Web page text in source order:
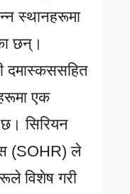
स्थानहरूमा
छन्।
दमास्कससहित
एक
सिरियन
(SOHR) ले
विशेष गरी